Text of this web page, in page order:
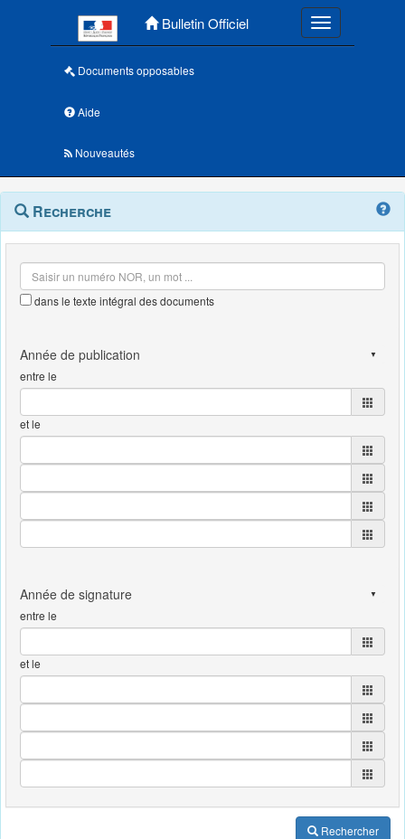
Bulletin Officiel Toggle
Documents opposables
Aide
Nouveautés
Navigation
outils
Menu
contextuel
Recherche
dans le texte intégral des documents
entre le
et le
entre le
et le
Rechercher